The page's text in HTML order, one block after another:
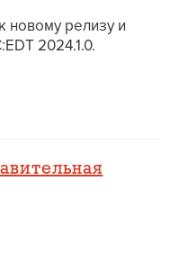
релизу и
2024.1.0.